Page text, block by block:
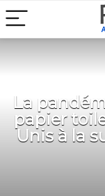
La
papier
Unis à la